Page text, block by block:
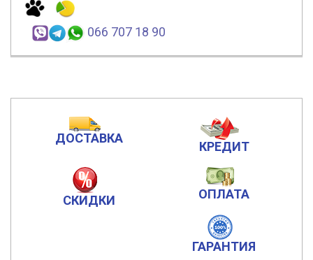
066 707 18 90
ДОСТАВКА
КРЕДИТ
СКИДКИ ОПЛАТА
ГАРАНТИЯ